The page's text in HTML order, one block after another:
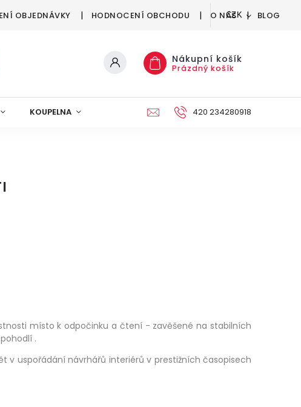
OBJEDNÁVKY HODNOCENÍ OBCHODU O NÁS BLOG
CZK
Nákupní košík
Prázdný košík
KOUPELNA DEKORACE
420 234280918
místo k odpočinku a čtení - zavěšené na stabilních
.
v uspořádání návrhářů interiérů v prestižních časopisech